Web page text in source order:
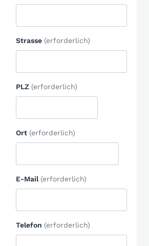
Strasse (erforderlich)
PLZ (erforderlich)
Ort (erforderlich)
E-Mail (erforderlich)
Telefon (erforderlich)